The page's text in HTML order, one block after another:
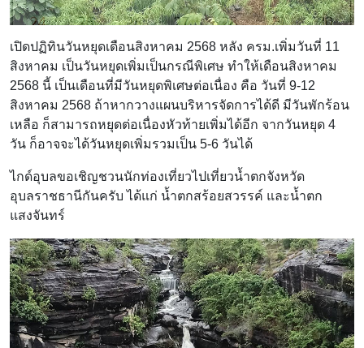
เปิดปฏิทินวันหยุดเดือนสิงหาคม 2568 หลัง ครม.เพิ่มวันที่ 11
สิงหาคม เป็นวันหยุดเพิ่มเป็นกรณีพิเศษ ทำให้เดือนสิงหาคม
2568 นี้ เป็นเดือนที่มีวันหยุดพิเศษต่อเนื่อง คือ วันที่ 9-12
สิงหาคม 2568 ถ้าหากวางแผนบริหารจัดการได้ดี มีวันพักร้อน
เหลือ ก็สามารถหยุดต่อเนื่องหัวท้ายเพิ่มได้อีก จากวันหยุด 4
วัน ก็อาจจะได้วันหยุดเพิ่มรวมเป็น 5-6 วันได้
ไกด์อุบลขอเชิญชวนนักท่องเที่ยวไปเที่ยวน้ำตกจังหวัด
อุบลราชธานีกันครับ ได้แก่ น้ำตกสร้อยสวรรค์ และน้ำตก
แสงจันทร์